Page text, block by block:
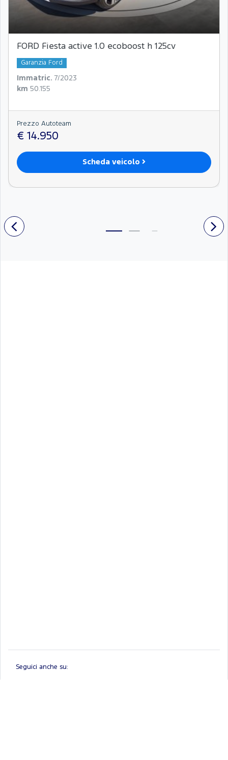
FORD Fiesta active 1.0 ecoboost h 125cv
Garanzia Ford
Immatric. 7/2023
km 50.155
Prezzo Autoteam
€ 14.950
Scheda veicolo
Seguici anche su: